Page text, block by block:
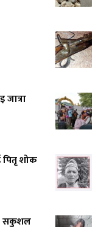
पितृ शोक
सकुशल